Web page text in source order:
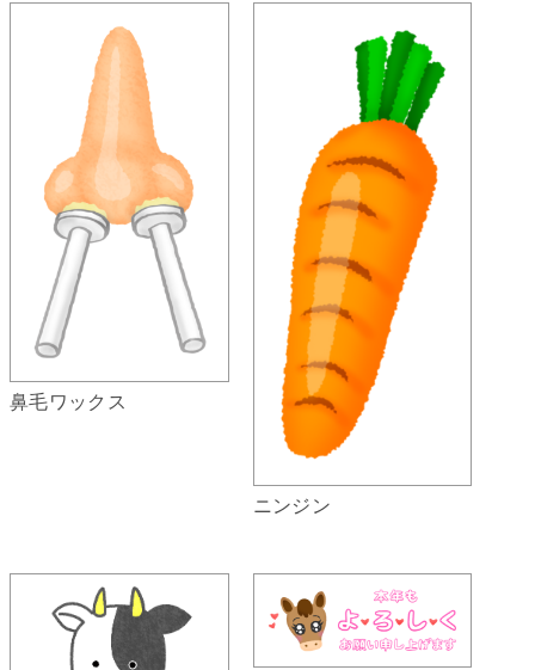
鼻毛ワックス
ニンジン